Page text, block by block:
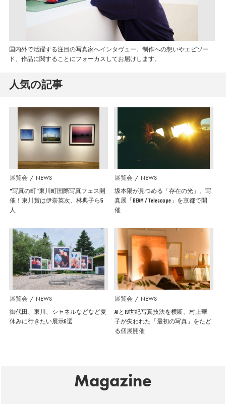
国内外で活躍する注目の写真家へインタヴュー。制作への想いやエピソー
ド、作品に関することにフォーカスしてお届けします。
人気の記事
展覧会 NEWS
”写真の町”東川町国際写真フェス開
催！東川賞は伊奈英次、林典子ら5
人
展覧会 NEWS
坂本陽が見つめる「存在の光」。写
真展「BEAM / Telescope」を京都で開
催
展覧会 NEWS
御代田、東川、シャネルなどなど夏
休みに行きたい展示6選
展覧会 NEWS
AIと19世紀写真技法を横断。村上華
子が失われた「最初の写真」をたど
る個展開催
Magazine